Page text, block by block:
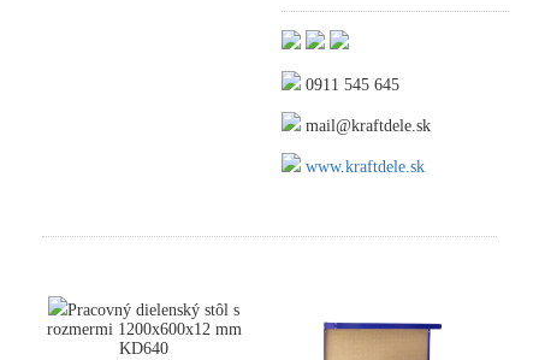
0911 545 645
mail@kraftdele.sk
www.kraftdele.sk
Pracovný dielenský stôl s
rozmermi 1200x600x12 mm
KD640